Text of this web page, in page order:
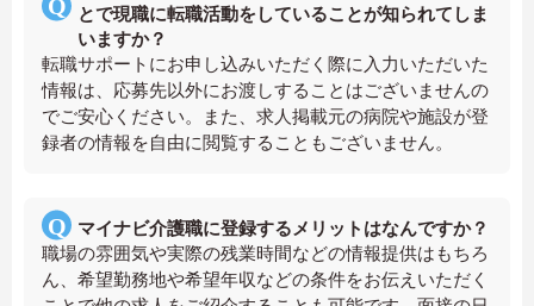
とで現職に転職活動をしていることが知られてしま
いますか？
転職サポートにお申し込みいただく際に入力いただいた
情報は、応募先以外にお渡しすることはございませんの
でご安心ください。また、求人掲載元の病院や施設が登
録者の情報を自由に閲覧することもございません。
マイナビ介護職に登録するメリットはなんですか？
職場の雰囲気や実際の残業時間などの情報提供はもちろ
ん、希望勤務地や希望年収などの条件をお伝えいただく